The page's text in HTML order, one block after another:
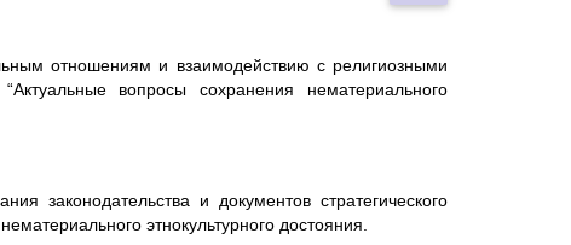
отношениям и взаимодействию с религиозными
вопросы сохранения нематериального
законодательства и документов стратегического
этнокультурного достояния.